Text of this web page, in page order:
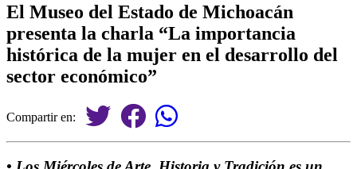
El Museo del Estado de Michoacán
presenta la charla “La importancia
histórica de la mujer en el desarrollo del
sector económico”
Compartir en: